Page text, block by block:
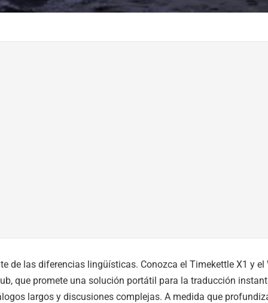
las diferencias lingüísticas. Conozca el Timekettle X1 y
que promete una solución portátil para la traducción
largos y discusiones complejas. A medida que